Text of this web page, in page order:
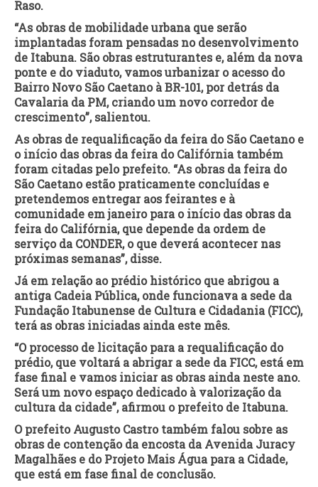
Raso.
“As obras de mobilidade urbana que serão
implantadas foram pensadas no desenvolvimento
de Itabuna. São obras estruturantes e, além da nova
ponte e do viaduto, vamos urbanizar o acesso do
Bairro Novo São Caetano à BR-101, por detrás da
Cavalaria da PM, criando um novo corredor de
crescimento”, salientou.
As obras de requalificação da feira do São Caetano e
o início das obras da feira do Califórnia também
foram citadas pelo prefeito. “As obras da feira do
São Caetano estão praticamente concluídas e
pretendemos entregar aos feirantes e à
comunidade em janeiro para o início das obras da
feira do Califórnia, que depende da ordem de
serviço da CONDER, o que deverá acontecer nas
próximas semanas”, disse.
Já em relação ao prédio histórico que abrigou a
antiga Cadeia Pública, onde funcionava a sede da
Fundação Itabunense de Cultura e Cidadania (FICC),
terá as obras iniciadas ainda este mês.
“O processo de licitação para a requalificação do
prédio, que voltará a abrigar a sede da FICC, está em
fase final e vamos iniciar as obras ainda neste ano.
Será um novo espaço dedicado à valorização da
cultura da cidade”, afirmou o prefeito de Itabuna.
O prefeito Augusto Castro também falou sobre as
obras de contenção da encosta da Avenida Juracy
Magalhães e do Projeto Mais Água para a Cidade,
que está em fase final de conclusão.